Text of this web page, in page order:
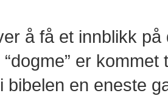
å få et innblikk
er
bibelen en eneste